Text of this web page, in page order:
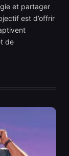
et partager
est d’offrir
de